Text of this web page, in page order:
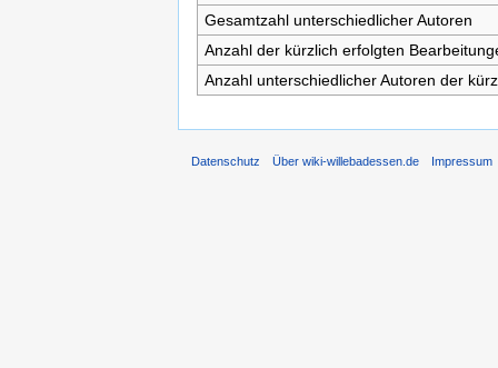
Gesamtzahl unterschiedlicher Autoren
Anzahl der kürzlich erfolgten
Anzahl unterschiedlicher Autoren der
Datenschutz Über wiki-willebadessen.de Impressum